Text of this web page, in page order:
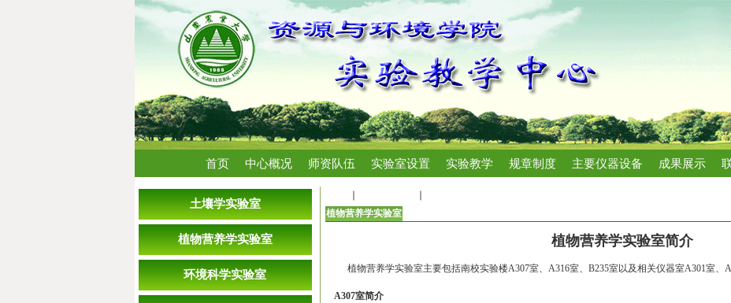
首页 中心概况 师资队伍 实验室设置 实验教学 规章制度 主要仪器设备 成果展示
土壤学实验室
植物营养学实验室
环境科学实验室
植物营养学实验室
植物营养学实验室简介
植物营养学实验室主要包括南校实验楼A307室、 A316室、 B235室以及相关仪器室A301室、
A307室简介